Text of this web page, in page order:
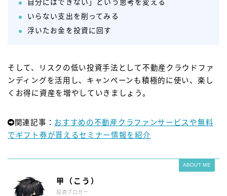
自分にはできない」という思考を変える
いらない支出を削ってみる
浮いたお金を投資に回す
そして、リスクの低い投資手法として不動産クラウドファ
ンディングを活用し、キャンペーンも積極的に使い、楽し
くお得に資産を増やしていきましょう。
関連記事： おすすめの不動産クラファンサービスや無料
でギフト券が貰えるセミナー情報を紹介
ABOUT ME
甲（こう）
投資ブロガー